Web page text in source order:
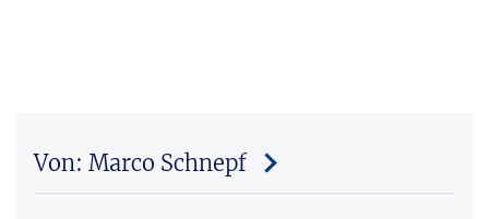
Von: Marco Schnepf